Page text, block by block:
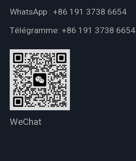
WhatsApp : +86 191 3738 6654
Télégramme: +86 191 3738 6654
WeChat